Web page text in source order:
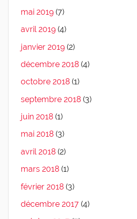
mai 2019 (7)
avril 2019 (4)
janvier 2019 (2)
décembre 2018 (4)
octobre 2018 (1)
septembre 2018 (3)
juin 2018 (1)
mai 2018 (3)
avril 2018 (2)
mars 2018 (1)
février 2018 (3)
décembre 2017 (4)